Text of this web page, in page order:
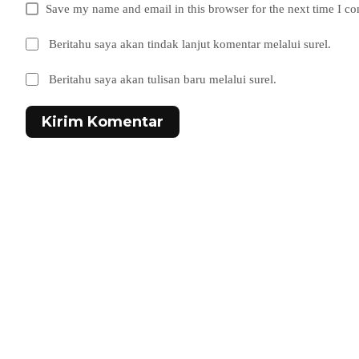
Save my name and email in this browser for the next time I
Beritahu saya akan tindak lanjut komentar melalui surel.
Beritahu saya akan tulisan baru melalui surel.
Kirim Komentar